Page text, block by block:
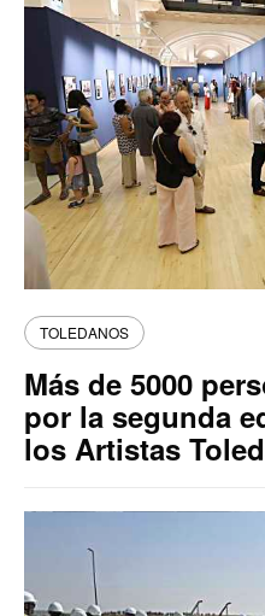
TOLEDANOS
Más de 5000
por la segunda
los Artistas